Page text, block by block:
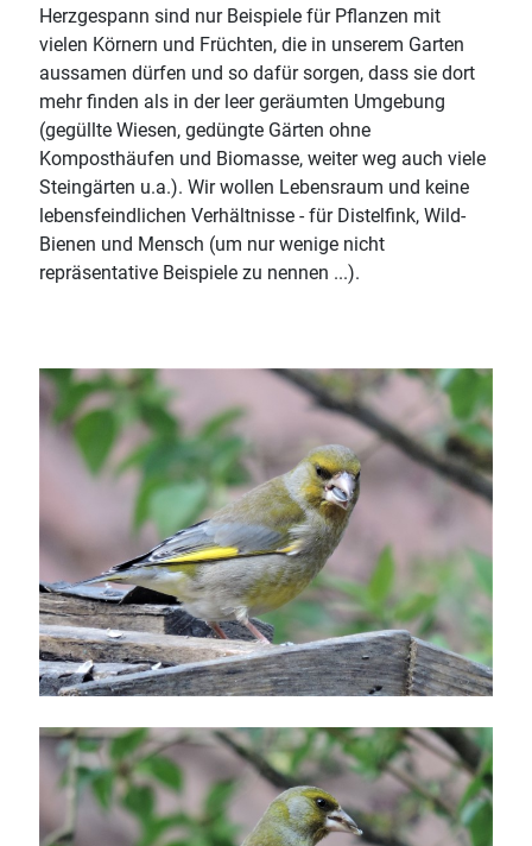
Herzgespann sind nur Beispiele für Pflanzen mit
vielen Körnern und Früchten, die in unserem Garten
aussamen dürfen und so dafür sorgen, dass sie dort
mehr finden als in der leer geräumten Umgebung
(gegüllte Wiesen, gedüngte Gärten ohne
Komposthäufen und Biomasse, weiter weg auch viele
Steingärten u.a.). Wir wollen Lebensraum und keine
lebensfeindlichen Verhältnisse - für Distelfink, Wild-
Bienen und Mensch (um nur wenige nicht
repräsentative Beispiele zu nennen ...).